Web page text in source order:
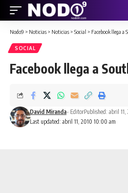
Nodo9 > Noticias > Noticias > Social > Facebook llega a
SOCIAL
Facebook llega a
Last updated: abril 11, 2010 10:00 am
David Miranda- EditorPublished: abril 11,